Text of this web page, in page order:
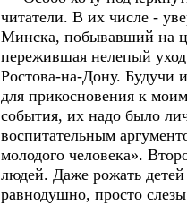
читатели. В их числе -
Минска, побывавший на
пережившая нелепый уход
Ростова-на-Дону. Будучи
для прикосновения к
события, их надо было
воспитательным
молодого человека».
людей. Даже рожать
равнодушно, просто